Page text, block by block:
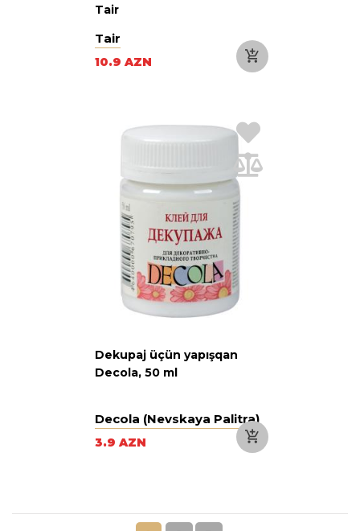
Tair
Tair
10.9 AZN
Dekupaj üçün yapışqan
Decola, 50 ml
Decola (Nevskaya Palitra)
3.9 AZN